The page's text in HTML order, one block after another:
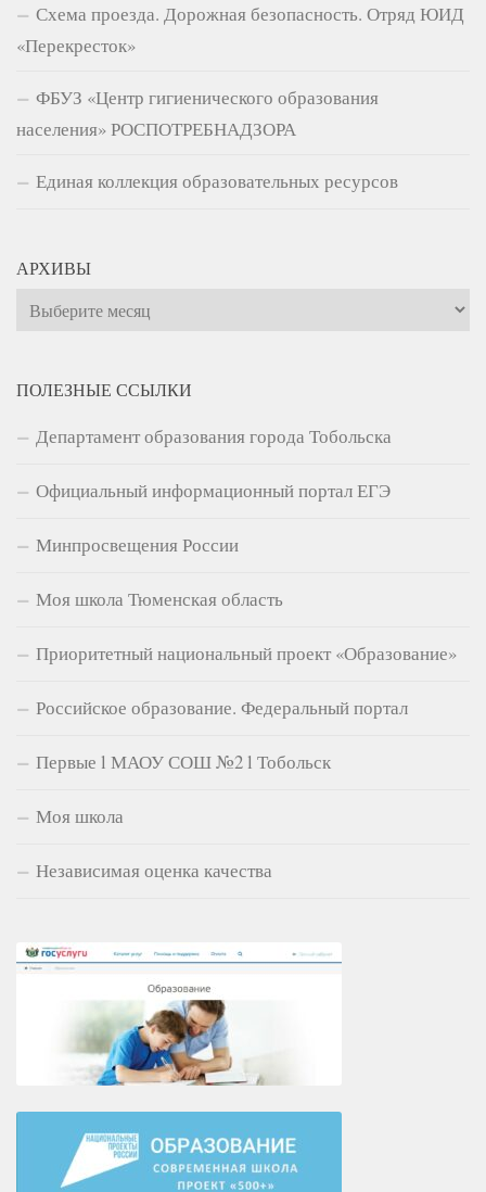
Схема проезда. Дорожная безопасность. Отряд ЮИД
«Перекресток»
ФБУЗ «Центр гигиенического образования
населения» РОСПОТРЕБНАДЗОРА
Единая коллекция образовательных ресурсов
АРХИВЫ
Архивы
ПОЛЕЗНЫЕ ССЫЛКИ
Департамент образования города Тобольска
Официальный информационный портал ЕГЭ
Минпросвещения России
Моя школа Тюменская область
Приоритетный национальный проект «Образование»
Российское образование. Федеральный портал
Первые l МАОУ СОШ №2 l Тобольск
Моя школа
Независимая оценка качества